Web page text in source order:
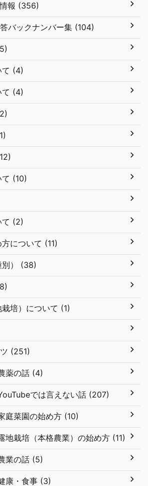
報 (356)
バックナンバー集 (104)
て (4)
て (4)
(10)
て (2)
について (11)
別） (38)
培）について (1)
(251)
薬の話 (4)
では言えない話 (207)
庭菜園の始め方 (10)
地栽培（本格農業）の始め方 (11)
業の話 (5)
康・食事 (3)